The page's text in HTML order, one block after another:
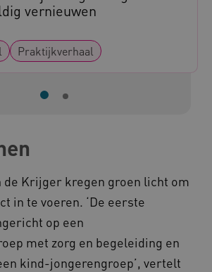
vernieuwen
Praktijkverhaal
de Krijger kregen groen licht om
in te voeren. ‘De eerste
op een
met zorg en begeleiding en
kind-jongerengroep’, vertelt
Microsoft Corporation
CookieScript
www.kennispleingehandicaptensector.nl